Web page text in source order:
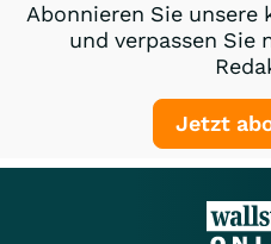
Abonnieren Sie
und verpassen Sie
Jetzt